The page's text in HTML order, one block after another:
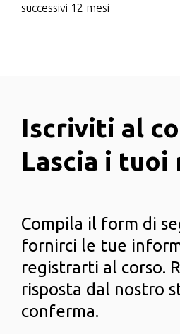
successivi 12 mesi
Iscriviti al
Lascia i tuoi
Compila il form di
fornirci le tue
registrarti al corso.
risposta dal nostro
conferma.